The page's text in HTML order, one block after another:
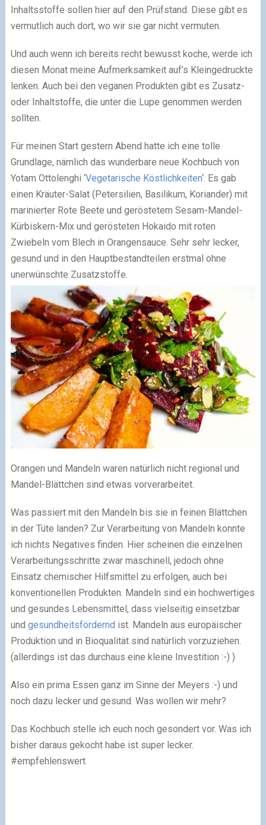
Inhaltsstoffe sollen hier auf den Prüfstand. Diese gibt es
vermutlich auch dort, wo wir sie gar nicht vermuten.
Und auch wenn ich bereits recht bewusst koche, werde ich
diesen Monat meine Aufmerksamkeit auf’s Kleingedruckte
lenken. Auch bei den veganen Produkten gibt es Zusatz-
oder Inhaltstoffe, die unter die Lupe genommen werden
sollten.
Für meinen Start gestern Abend hatte ich eine tolle
Grundlage, nämlich das wunderbare neue Kochbuch von
Yotam Ottolenghi ‘Vegetarische Köstlichkeiten‘. Es gab
einen Kräuter-Salat (Petersilien, Basilikum, Koriander) mit
marinierter Rote Beete und geröstetem Sesam-Mandel-
Kürbiskern-Mix und gerösteten Hokaido mit roten
Zwiebeln vom Blech in Orangensauce. Sehr sehr lecker,
gesund und in den Hauptbestandteilen erstmal ohne
unerwünschte Zusatzstoffe.
Orangen und Mandeln waren natürlich nicht regional und
Mandel-Blättchen sind etwas vorverarbeitet.
Was passiert mit den Mandeln bis sie in feinen Blättchen
in der Tüte landen? Zur Verarbeitung von Mandeln konnte
ich nichts Negatives finden. Hier scheinen die einzelnen
Verarbeitungsschritte zwar maschinell, jedoch ohne
Einsatz chemischer Hilfsmittel zu erfolgen, auch bei
konventionellen Produkten. Mandeln sind ein hochwertiges
und gesundes Lebensmittel, dass vielseitig einsetzbar
und gesundheitsfördernd ist. Mandeln aus europäischer
Produktion und in Bioqualität sind natürlich vorzuziehen.
(allerdings ist das durchaus eine kleine Investition :-) )
Also ein prima Essen ganz im Sinne der Meyers :-) und
noch dazu lecker und gesund. Was wollen wir mehr?
Das Kochbuch stelle ich euch noch gesondert vor. Was ich
bisher daraus gekocht habe ist super lecker.
#empfehlenswert